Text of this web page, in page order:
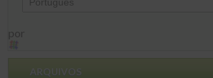
por
ARQUIVOS